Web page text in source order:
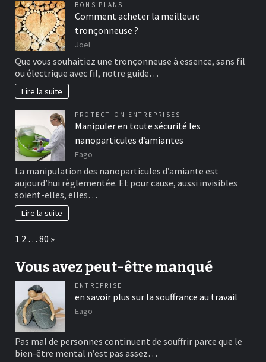
BONS PLANS
Comment acheter la meilleure
tronçonneuse ?
Joel
Que vous souhaitiez une tronçonneuse à essence, sans fil
ou électrique avec fil, notre guide…
Lire la suite
PROTECTION ENTREPRISES
Manipuler en toute sécurité les
nanoparticules d’amiantes
Eago
La manipulation des nanoparticules d’amiante est
aujourd’hui règlementée. Et pour cause, aussi invisibles
soient-elles, elles…
Lire la suite
Page:
1 2 … 80 Next
»
Vous avez peut-être manqué
ENTREPRISE
en savoir plus sur la souffrance au travail
Eago
Pas mal de personnes continuent de souffrir parce que le
bien-être mental n’est pas assez…